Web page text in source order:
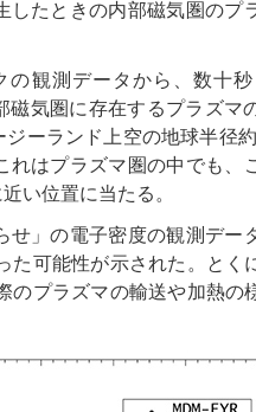
たときの内部磁気圏のプ
観測データから、数十
磁気圏に存在するプラズマ
ーランド上空の地球半径
はプラズマ圏の中でも、
い位置に当たる。
」の電子密度の観測デー
た可能性が示された。とく
プラズマの輸送や加熱の